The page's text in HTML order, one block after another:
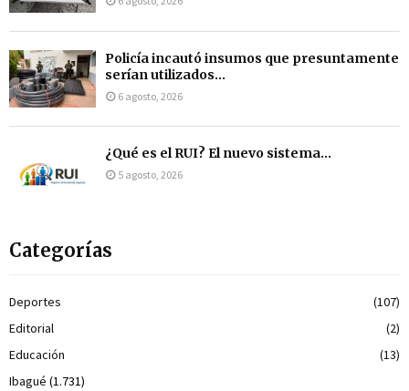
Policía incautó insumos que presuntamente
serían utilizados...
6 agosto, 2026
¿Qué es el RUI? El nuevo sistema...
5 agosto, 2026
Categorías
Deportes
(107)
Editorial
(2)
Educación
(13)
Ibagué (1.731)